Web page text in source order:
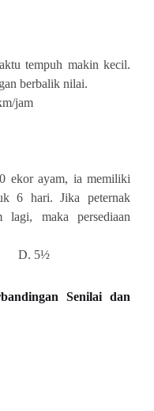
tempuh makin kecil.
berbalik nilai.
jam
ekor ayam, ia memiliki
6 hari. Jika peternak
lagi, maka persediaan
5½
Senilai dan